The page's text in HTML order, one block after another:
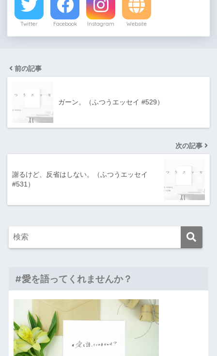
Twitter Facebook Instagram Website
前の記事
ガーン。（ふつうエッセイ #529）
次の記事
謝るけど、反省はしない。（ふつうエッセイ
#531）
#愛を語ってくれませんか？